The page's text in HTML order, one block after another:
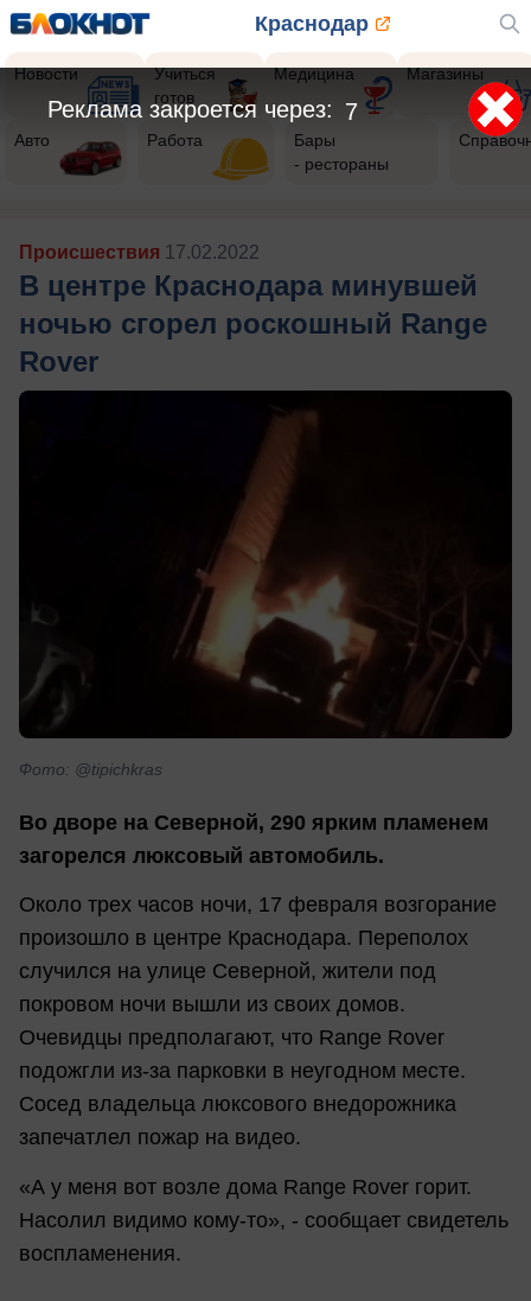
Краснодар
Новости
Учиться
готов
Медицина Магазины
Авто Работа
Бары
- рестораны
Происшествия 17.02.2022
В центре Краснодара минувшей
ночью сгорел роскошный Range
Rover
Фото: @tipichkras
Во дворе на Северной, 290 ярким пламенем
загорелся люксовый автомобиль.
Около трех часов ночи, 17 февраля возгорание
произошло в центре Краснодара. Переполох
случился на улице Северной, жители под
покровом ночи вышли из своих домов.
Очевидцы предполагают, что Range Rover
подожгли из-за парковки в неугодном месте.
Сосед владельца люксового внедорожника
запечатлел пожар на видео.
«А у меня вот возле дома Range Rover горит.
Насолил видимо кому-то», - сообщает свидетель
воспламенения.
5
Реклама закроется через: